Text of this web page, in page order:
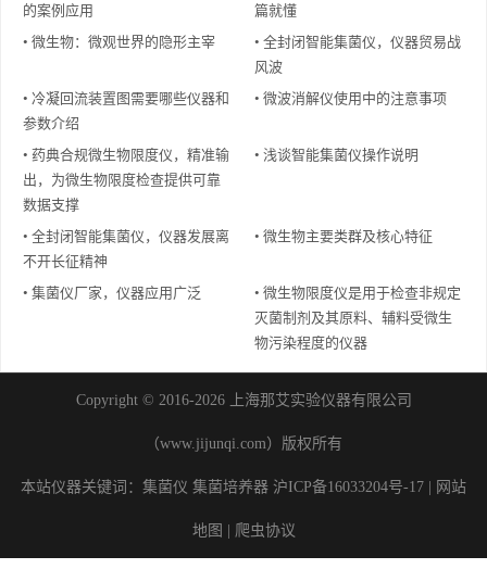
的案例应用
篇就懂
• 微生物：微观世界的隐形主宰
• 全封闭智能集菌仪，仪器贸易战
风波
• 冷凝回流装置图需要哪些仪器和
参数介绍
• 微波消解仪使用中的注意事项
• 药典合规微生物限度仪，精准输
出，为微生物限度检查提供可靠
数据支撑
• 浅谈智能集菌仪操作说明
• 全封闭智能集菌仪，仪器发展离
不开长征精神
• 微生物主要类群及核心特征
• 集菌仪厂家，仪器应用广泛
• 微生物限度仪是用于检查非规定
灭菌制剂及其原料、辅料受微生
物污染程度的仪器
Copyright © 2016-2026 上海那艾实验仪器有限公司
（www.jijunqi.com）版权所有
本站仪器关键词： 集菌仪 集菌培养器 沪ICP备16033204号-17 | 网站
地图 | 爬虫协议